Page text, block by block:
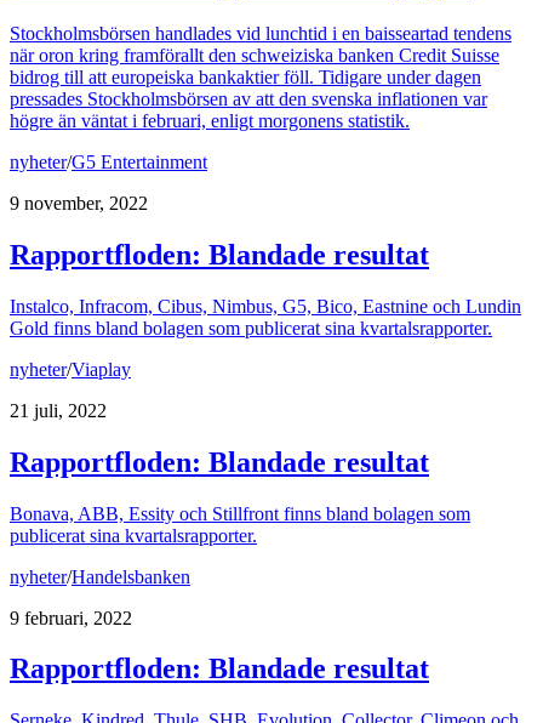
Stockholmsbörsen handlades vid lunchtid i en baisseartad tendens
när oron kring framförallt den schweiziska banken Credit Suisse
bidrog till att europeiska bankaktier föll. Tidigare under dagen
pressades Stockholmsbörsen av att den svenska inflationen var
högre än väntat i februari, enligt morgonens statistik.
nyheter/G5 Entertainment
9 november, 2022
Rapportfloden: Blandade resultat
Instalco, Infracom, Cibus, Nimbus, G5, Bico, Eastnine och Lundin
Gold finns bland bolagen som publicerat sina kvartalsrapporter.
nyheter/Viaplay
21 juli, 2022
Rapportfloden: Blandade resultat
Bonava, ABB, Essity och Stillfront finns bland bolagen som
publicerat sina kvartalsrapporter.
nyheter/Handelsbanken
9 februari, 2022
Rapportfloden: Blandade resultat